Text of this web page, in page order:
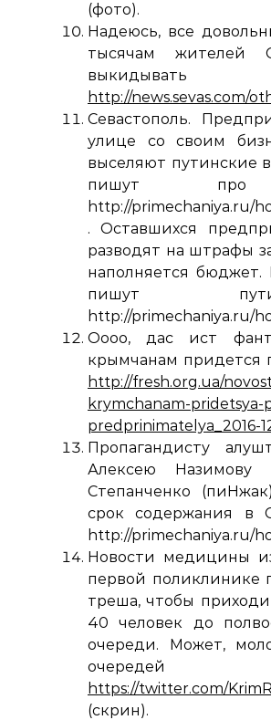
(фото).
Надеюсь, все
тысячам жителей
http://news.sevas.com/
Севастополь.
улице со своим
выселяют путинские
пишут про
http://primechaniya.ru/
. Оставшихся
разводят на штрафы
наполняется
пишут
http://primechaniya.ru/
Оооо, дас ист
крымчанам придется
http://fresh.org.ua/
krymchanam-
predprinimatelya_2016-
Пропагандисту
Алексею Назимову
Степанченко
срок содержания в
http://primechaniya.ru/
Новости медицины
первой поликлинике
треша, чтобы
40 человек до
очереди. Может,
https://twitter.com/
(скрин).